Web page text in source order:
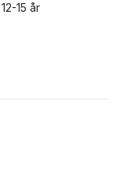
15 år